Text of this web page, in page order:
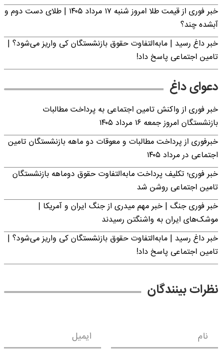
خبر فوری از قیمت طلا امروز شنبه ۱۷ مرداد ۱۴۰۵ | طلای دست دوم و
آبشده چند؟
خبر داغ رسید | مابه‌التفاوت حقوق بازنشستگان کی واریز می‌شود؟ |
تامین اجتماعی پاسخ داد!
دعوای داغ
خبر فوری از واکنش تامین اجتماعی به پرداخت مطالبات
بازنشستگان امروز جمعه ۱۶ مرداد ۱۴۰۵
خبرفوری از پرداخت مطالبات و معوقات دو ماهه بازنشستگان تامین
اجتماعی در مرداد ۱۴۰۵
خبر فوری؛ تکلیف پرداخت مابه‌التفاوت حقوق دوماهه بازنشستگان
تامین اجتماعی روشن شد
خبر فوری جنگ | خبر مهم میدری از جنگ ایران و آمریکا |
موشک‌های ایران به واشنگتن رسیدند
خبر داغ رسید | مابه‌التفاوت حقوق بازنشستگان کی واریز می‌شود؟ |
تامین اجتماعی پاسخ داد!
نظرات بینندگان
نام ایمیل